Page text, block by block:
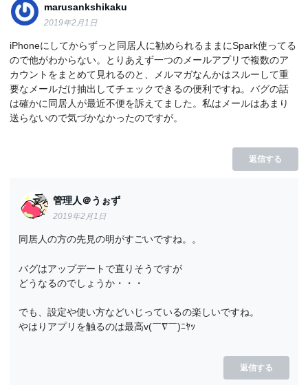
marusankshikaku
2019年2月1日
iPhoneにしてからずっと同居人に勧められるままにSpark使ってる
ので他がわからない。とりあえず一つのメールアプリで複数のア
カウントをまとめて見れるのと、メルマガなんかはスルーして重
要なメールだけ抽出してチェックできるの便利ですね。バグの話
は確かに同居人が最近不便を訴えてました。私はメールはあまり
送らないので気づかなかったのですが。
返信する
管理人＠うぉず
2019年2月1日
同居人の方の先見の明がすごいですね。。
バグはアップデートで直りそうですが
どうなるのでしょうか・・・
でも、設定や使い方などいじっているの楽しいですね。
やはりアプリを触るのは最高v(￣∇￣)ﾆﾔｯ
返信する